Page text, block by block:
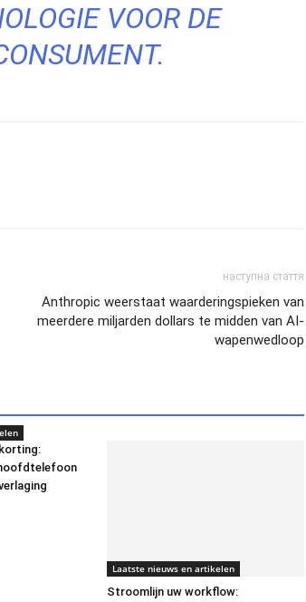
VOOR DE
наступна стаття
Anthropic weerstaat waarderingspieken van
meerdere miljarden dollars te midden van AI-
wapenwedloop
Laatste nieuws en artikelen
Stroomlijn uw workflow: